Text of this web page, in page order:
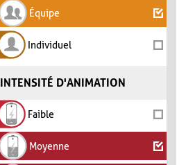
Équipe
Individuel
INTENSITÉ D'ANIMATION
Faible
Moyenne